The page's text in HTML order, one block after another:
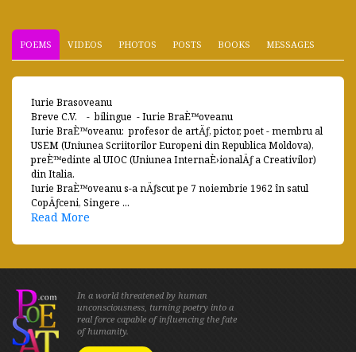
POEMS VIDEOS PHOTOS POSTS BOOKS MESSAGES
Iurie Brasoveanu
Breve C.V. - bilingue - Iurie BraÈ™oveanu
Iurie BraÈ™oveanu: profesor de artÄƒ, pictor, poet - membru al
USEM (Uniunea Scriitorilor Europeni din Republica Moldova),
preÈ™edinte al UIOC (Uniunea InternaÈ›ionalÄƒ a Creativilor)
din Italia.
Iurie BraÈ™oveanu s-a nÄƒscut pe 7 noiembrie 1962 în satul
CopÄƒceni, Singere ...
Read More
In a world threatened by human
unconsciousness, turning poetry into a
real force capable of influencing the fate
of humanity.